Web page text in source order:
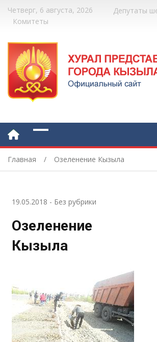
Четверг, 6 августа, 2026
Депутаты
Комитеты
Главная Озеленение Кызыла
19.05.2018 - Без рубрики
Озеленение
Кызыла